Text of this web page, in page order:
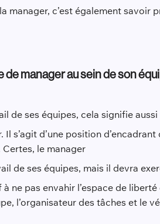
manager, c’est également
de manager au sein de son
de ses équipes, cela signifie
Il s’agit d’une position
le manager
de ses équipes, mais il devra
ne pas envahir l’espace de
l’organisateur des tâches et le